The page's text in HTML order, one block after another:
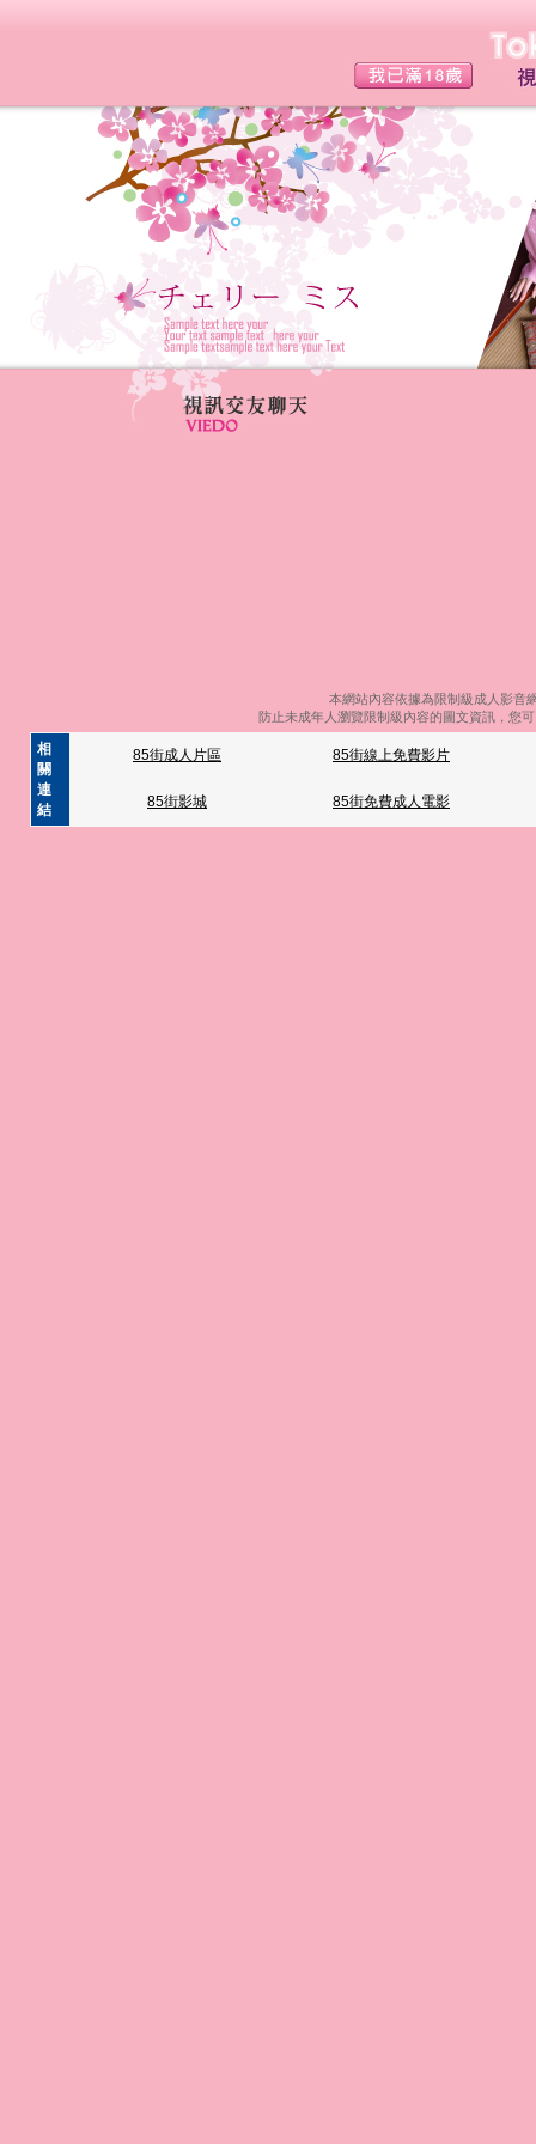
本網站內容依據為限制級成人影音
防止未成年人瀏覽限制級內容的圖文資訊，您
相
關
連
結
85街成人片區 85街線上免費影片
85街影城 85街免費成人電影